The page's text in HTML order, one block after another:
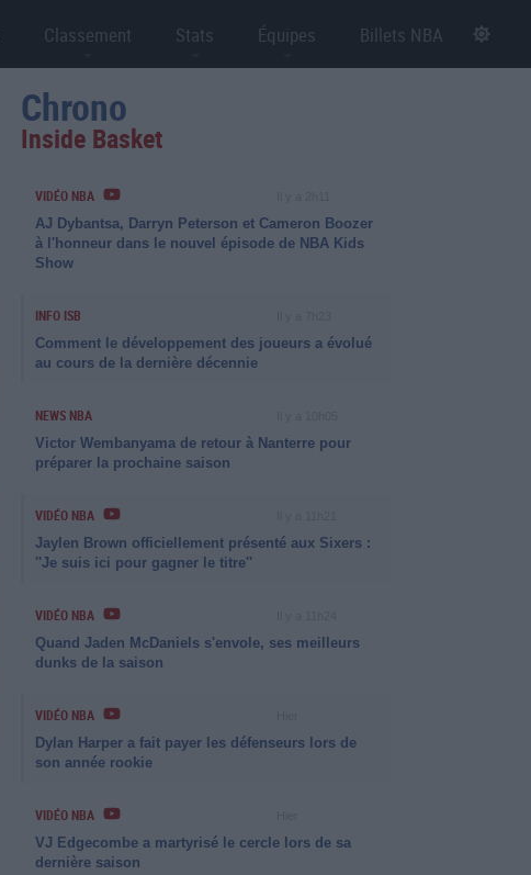
Classement Stats Équipes Billets NBA
Chrono
Inside Basket
VIDÉO NBA
AJ Dybantsa, Darryn Peterson et Cameron Boozer
à l'honneur dans le nouvel épisode de NBA Kids
Show
INFO ISB
Comment le développement des joueurs a évolué
au cours de la dernière décennie
NEWS NBA
Victor Wembanyama de retour à Nanterre pour
préparer la prochaine saison
VIDÉO NBA
Jaylen Brown officiellement présenté aux Sixers :
''Je suis ici pour gagner le titre''
VIDÉO NBA
Quand Jaden McDaniels s'envole, ses meilleurs
dunks de la saison
VIDÉO NBA
Dylan Harper a fait payer les défenseurs lors de
son année rookie
VIDÉO NBA
VJ Edgecombe a martyrisé le cercle lors de sa
dernière saison